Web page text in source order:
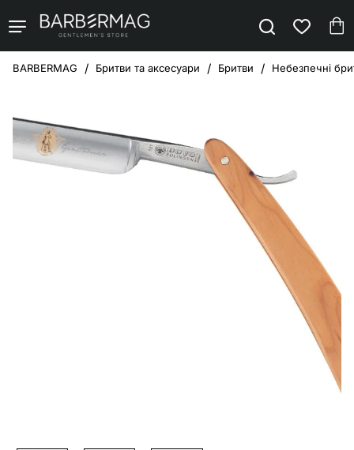
Бритви та аксесуари Бритви Небезпечні